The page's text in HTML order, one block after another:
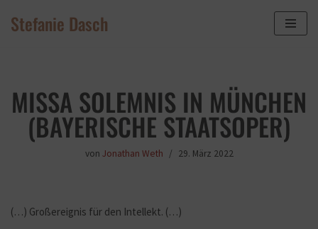
Stefanie Dasch
MISSA SOLEMNIS IN MÜNCHEN
(BAYERISCHE STAATSOPER)
von Jonathan Weth 29. März 2022
(…) Großereignis für den Intellekt. (…)